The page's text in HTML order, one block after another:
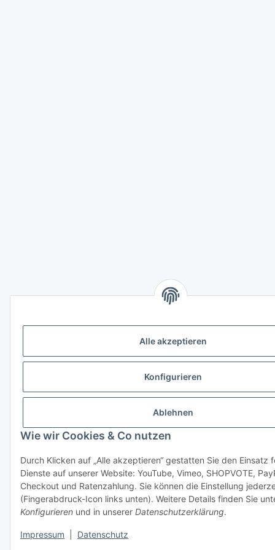
Alle akzeptieren
Konfigurieren
Ablehnen
Wie wir Cookies & Co nutzen
Durch Klicken auf „Alle akzeptieren“ gestatten Sie den Einsatz
Dienste auf unserer Website: YouTube, Vimeo, SHOPVOTE,
Checkout und Ratenzahlung. Sie können die Einstellung
(Fingerabdruck-Icon links unten). Weitere Details finden Sie
Konfigurieren und in unserer Datenschutzerklärung.
Impressum Datenschutz